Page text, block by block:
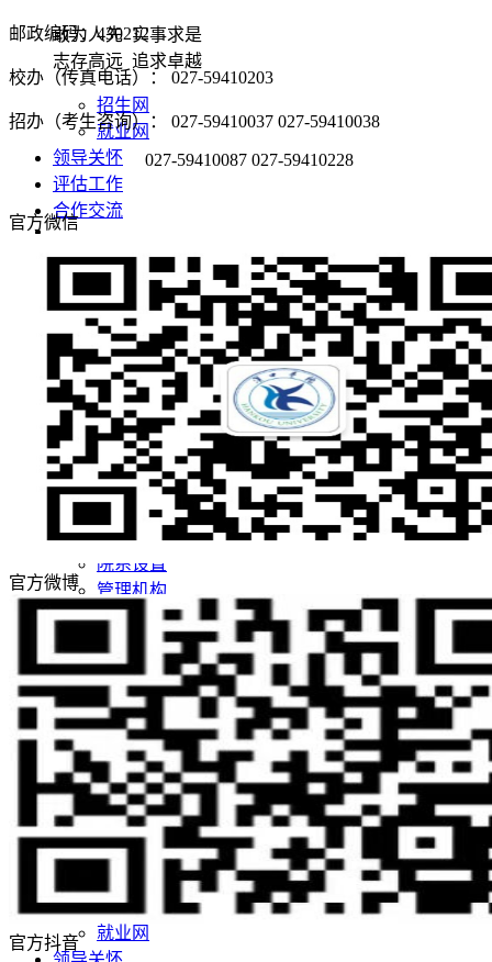
敢为人先 实事求是
志存高远 追求卓越
招生网
就业网
领导关怀
评估工作
合作交流
学校概况
学校简介
学校董事长
现任领导
学校董事会
名誉校长
学校顾问
校徽校训
学校荣誉
校园风景
机构设置
院系设置
管理机构
师资队伍
师资队伍概况
学者名师
名师风采
教学科研
教育教学
科学研究
党团建设
党建阵地
团学天地
招生网
就业网
邮政编码：430212
校办（传真电话）： 027-59410203
招办（考生咨询）： 027-59410037 027-59410038
027-59410087 027-59410228
官方微信
官方微博
官方抖音